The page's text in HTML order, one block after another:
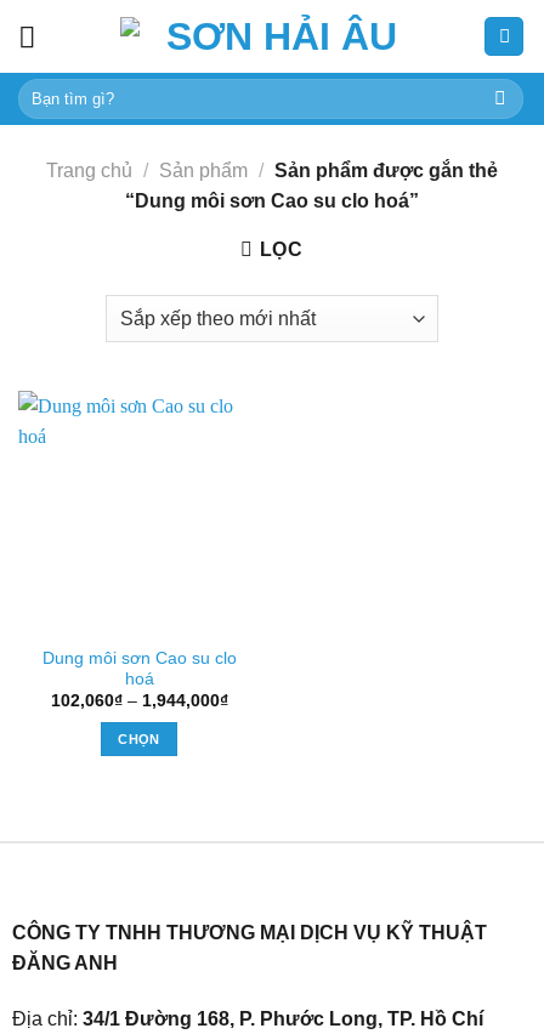
content
Tìm
kiếm:
Trang chủ / Sản phẩm / Sản phẩm được gắn thẻ
“Dung môi sơn Cao su clo hoá”
LỌC
Dung môi sơn Cao su clo
hoá
102,060₫ – 1,944,000₫Khoảng
CHỌN
có
thể.
có
CÔNG TY TNHH THƯƠNG MẠI DỊCH VỤ KỸ THUẬT
ĐĂNG ANH
Địa chỉ: 34/1 Đường 168, P. Phước Long, TP. Hồ Chí